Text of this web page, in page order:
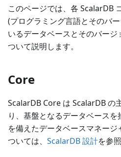
このページでは、各 ScalarDB
(プログラミング言語とそのバ
いるデータベースとそのバー
ついて説明します。
Core
ScalarDB Core は ScalarDB の
り、基盤となるデータベース
を備えたデータベースマネー
ついては、 ScalarDB 設計を参